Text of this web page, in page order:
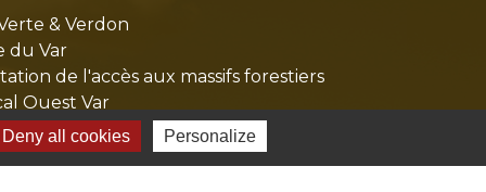
& Verdon
du Var
de l'accès aux massifs forestiers
Ouest Var
Provence Verte
all cookies Personalize